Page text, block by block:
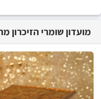
מועדון שומרי הזיכרון מרץ